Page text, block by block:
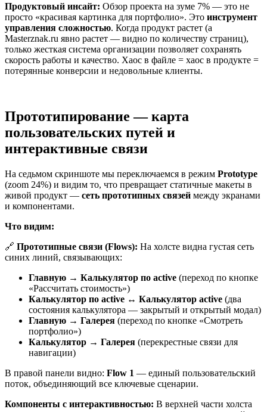
Продуктовый инсайт: Обзор проекта на зуме 7% — это не
просто «красивая картинка для портфолио». Это инструмент
управления сложностью. Когда продукт растет (а
Masterznak.ru явно растет — видно по количеству страниц),
только жесткая система организации позволяет сохранять
скорость работы и качество. Хаос в файле = хаос в продукте =
потерянные конверсии и недовольные клиенты.
Прототипирование — карта
пользовательских путей и
интерактивные связи
На седьмом скриншоте мы переключаемся в режим Prototype
(zoom 24%) и видим то, что превращает статичные макеты в
живой продукт — сеть прототипных связей между экранами
и компонентами.
Что видим:
🔗 Прототипные связи (Flows): На холсте видна густая сеть
синих линий, связывающих:
Главную → Калькулятор по active (переход по кнопке
«Рассчитать стоимость»)
Калькулятор по active ↔ Калькулятор active (два
состояния калькулятора — закрытый и открытый модал)
Главную → Галерея (переход по кнопке «Смотреть
портфолио»)
Калькулятор → Галерея (перекрестные связи для
навигации)
В правой панели видно: Flow 1 — единый пользовательский
поток, объединяющий все ключевые сценарии.
Компоненты с интерактивностью: В верхней части холста